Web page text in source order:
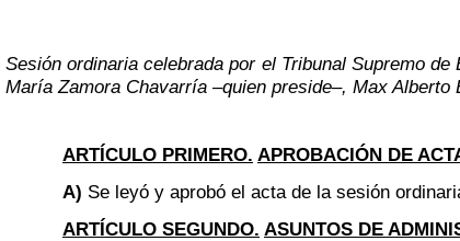
Sesión ordinaria celebrada por el Tribunal Supremo
María Zamora Chavarría –quien preside–, Max Alberto
ARTÍCULO PRIMERO. APROBACIÓN DE
A) Se leyó y aprobó el acta de la sesión
ARTÍCULO SEGUNDO. ASUNTOS DE